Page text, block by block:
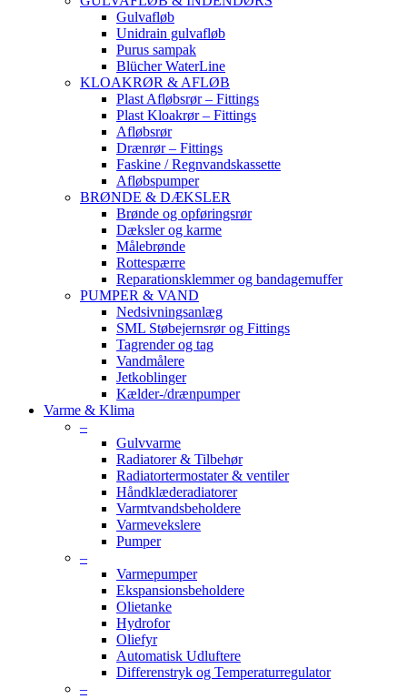
Gulvafløb
Unidrain gulvafløb
Purus sampak
Blücher WaterLine
KLOAKRØR & AFLØB
Plast Afløbsrør – Fittings
Plast Kloakrør – Fittings
Afløbsrør
Drænrør – Fittings
Faskine / Regnvandskassette
Afløbspumper
BRØNDE & DÆKSLER
Brønde og opføringsrør
Dæksler og karme
Målebrønde
Rottespærre
Reparationsklemmer og bandagemuffer
PUMPER & VAND
Nedsivningsanlæg
SML Støbejernsrør og Fittings
Tagrender og tag
Vandmålere
Jetkoblinger
Kælder-/drænpumper
Varme & Klima
–
Gulvvarme
Radiatorer & Tilbehør
Radiatortermostater & ventiler
Håndklæderadiatorer
Varmtvandsbeholdere
Varmevekslere
Pumper
–
Varmepumper
Ekspansionsbeholdere
Olietanke
Hydrofor
Oliefyr
Automatisk Udluftere
Differenstryk og Temperaturregulator
–